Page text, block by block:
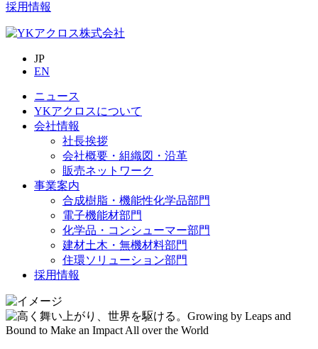
採用情報
JP
EN
ニュース
YKアクロスについて
会社情報
社長挨拶
会社概要・組織図・沿革
販売ネットワーク
事業案内
合成樹脂・機能性化学品部門
電子機能材部門
化学品・コンシューマー部門
建材土木・無機材料部門
住環ソリューション部門
採用情報